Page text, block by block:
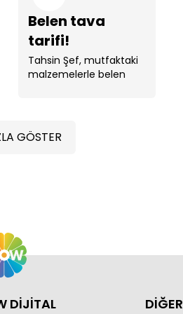
Belen tava
tarifi!
Tahsin Şef, mutfaktaki
malzemelerle belen
GÖSTER
DİJİTAL DİĞER